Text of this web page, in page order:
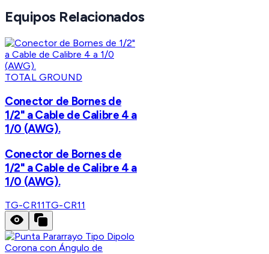
Equipos Relacionados
TOTAL GROUND
Conector de Bornes de
1/2" a Cable de Calibre 4 a
1/0 (AWG).
Conector de Bornes de
1/2" a Cable de Calibre 4 a
1/0 (AWG).
TG-CR11TG-CR11